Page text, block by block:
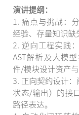
演讲提纲：
1. 痛点与挑战：
经验、存量知识缺
2. 逆向工程实践
AST解析及大模
件/模块设计资产与
3. 正向契约设计
状态/输出）的接
路径表达。